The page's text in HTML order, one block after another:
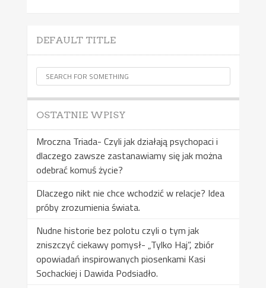
DEFAULT TITLE
OSTATNIE WPISY
Mroczna Triada- Czyli jak działają psychopaci i
dlaczego zawsze zastanawiamy się jak można
odebrać komuś życie?
Dlaczego nikt nie chce wchodzić w relacje? Idea
próby zrozumienia świata.
Nudne historie bez polotu czyli o tym jak
zniszczyć ciekawy pomysł- „Tylko Haj”, zbiór
opowiadań inspirowanych piosenkami Kasi
Sochackiej i Dawida Podsiadło.